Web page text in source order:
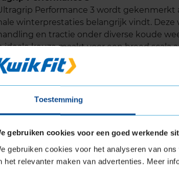
Toestemming
gebruiken cookies voor een goed werkende
gebruiken cookies voor het analyseren van
het relevanter maken van advertenties. Meer
Performance 3 wordt
winterprestaties belangrijk vindt.
en tractie onder diverse koude
ideale keuze maakt voor een breed scala
auto's.
grip op sneeuw, mede dankzij de
prestaties op nat wegdek
remcapaciteit op sneeuw
technologie zorgt ervoor dat het
50% vermindert